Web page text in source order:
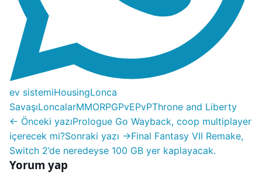
ev sistemiHousingLonca
SavaşıLoncalarMMORPGPvEPvPThrone and Liberty
← Önceki yazıPrologue Go Wayback, coop multiplayer
içerecek mi?Sonraki yazı →Final Fantasy VII Remake,
Switch 2’de neredeyse 100 GB yer kaplayacak.
Yorum yap